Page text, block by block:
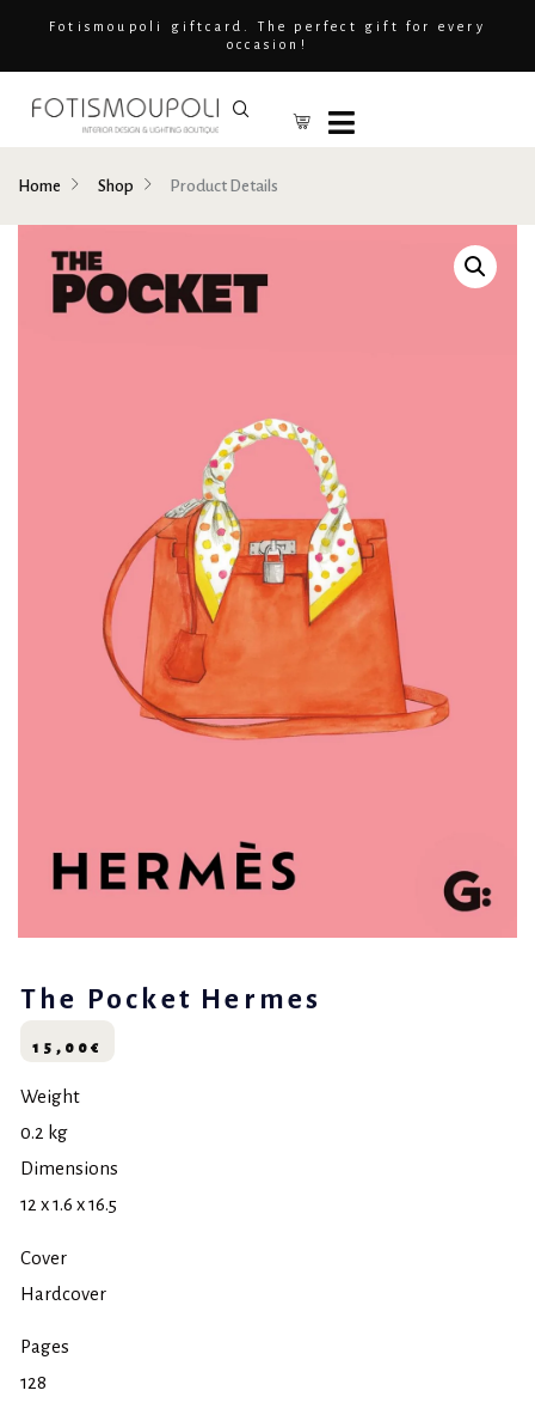
Fotismoupoli giftcard. The perfect gift for every
occasion!
Home Shop Product Details
The Pocket Hermes
15,00€
Weight
0.2 kg
Dimensions
12 x 1.6 x 16.5
Cover
Hardcover
Pages
128